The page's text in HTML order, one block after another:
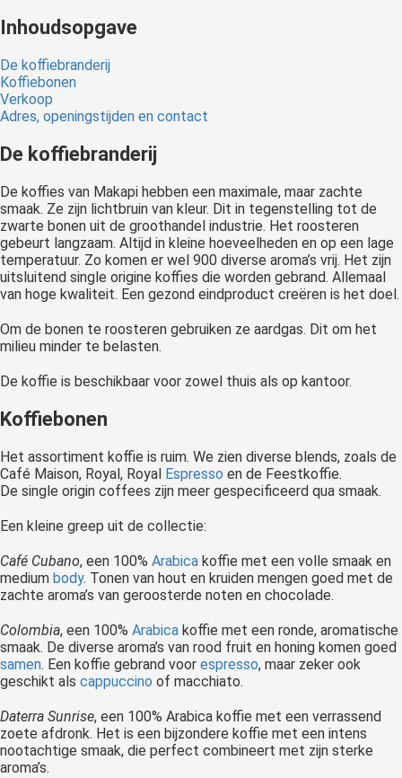
Inhoudsopgave
De koffiebranderij
Koffiebonen
Verkoop
Adres, openingstijden en contact
De koffiebranderij
De koffies van Makapi hebben een maximale, maar zachte
smaak. Ze zijn lichtbruin van kleur. Dit in tegenstelling tot de
zwarte bonen uit de groothandel industrie. Het roosteren
gebeurt langzaam. Altijd in kleine hoeveelheden en op een lage
temperatuur. Zo komen er wel 900 diverse aroma’s vrij. Het zijn
uitsluitend single origine koffies die worden gebrand. Allemaal
van hoge kwaliteit. Een gezond eindproduct creëren is het doel.
Om de bonen te roosteren gebruiken ze aardgas. Dit om het
milieu minder te belasten.
De koffie is beschikbaar voor zowel thuis als op kantoor.
Koffiebonen
Het assortiment koffie is ruim. We zien diverse blends, zoals de
Café Maison, Royal, Royal Espresso en de Feestkoffie.
De single origin coffees zijn meer gespecificeerd qua smaak.
Een kleine greep uit de collectie:
Café Cubano, een 100% Arabica koffie met een volle smaak en
medium body. Tonen van hout en kruiden mengen goed met de
zachte aroma’s van geroosterde noten en chocolade.
Colombia, een 100% Arabica koffie met een ronde, aromatische
smaak. De diverse aroma’s van rood fruit en honing komen goed
samen. Een koffie gebrand voor espresso, maar zeker ook
geschikt als cappuccino of macchiato.
Daterra Sunrise, een 100% Arabica koffie met een verrassend
zoete afdronk. Het is een bijzondere koffie met een intens
nootachtige smaak, die perfect combineert met zijn sterke
aroma’s.
van